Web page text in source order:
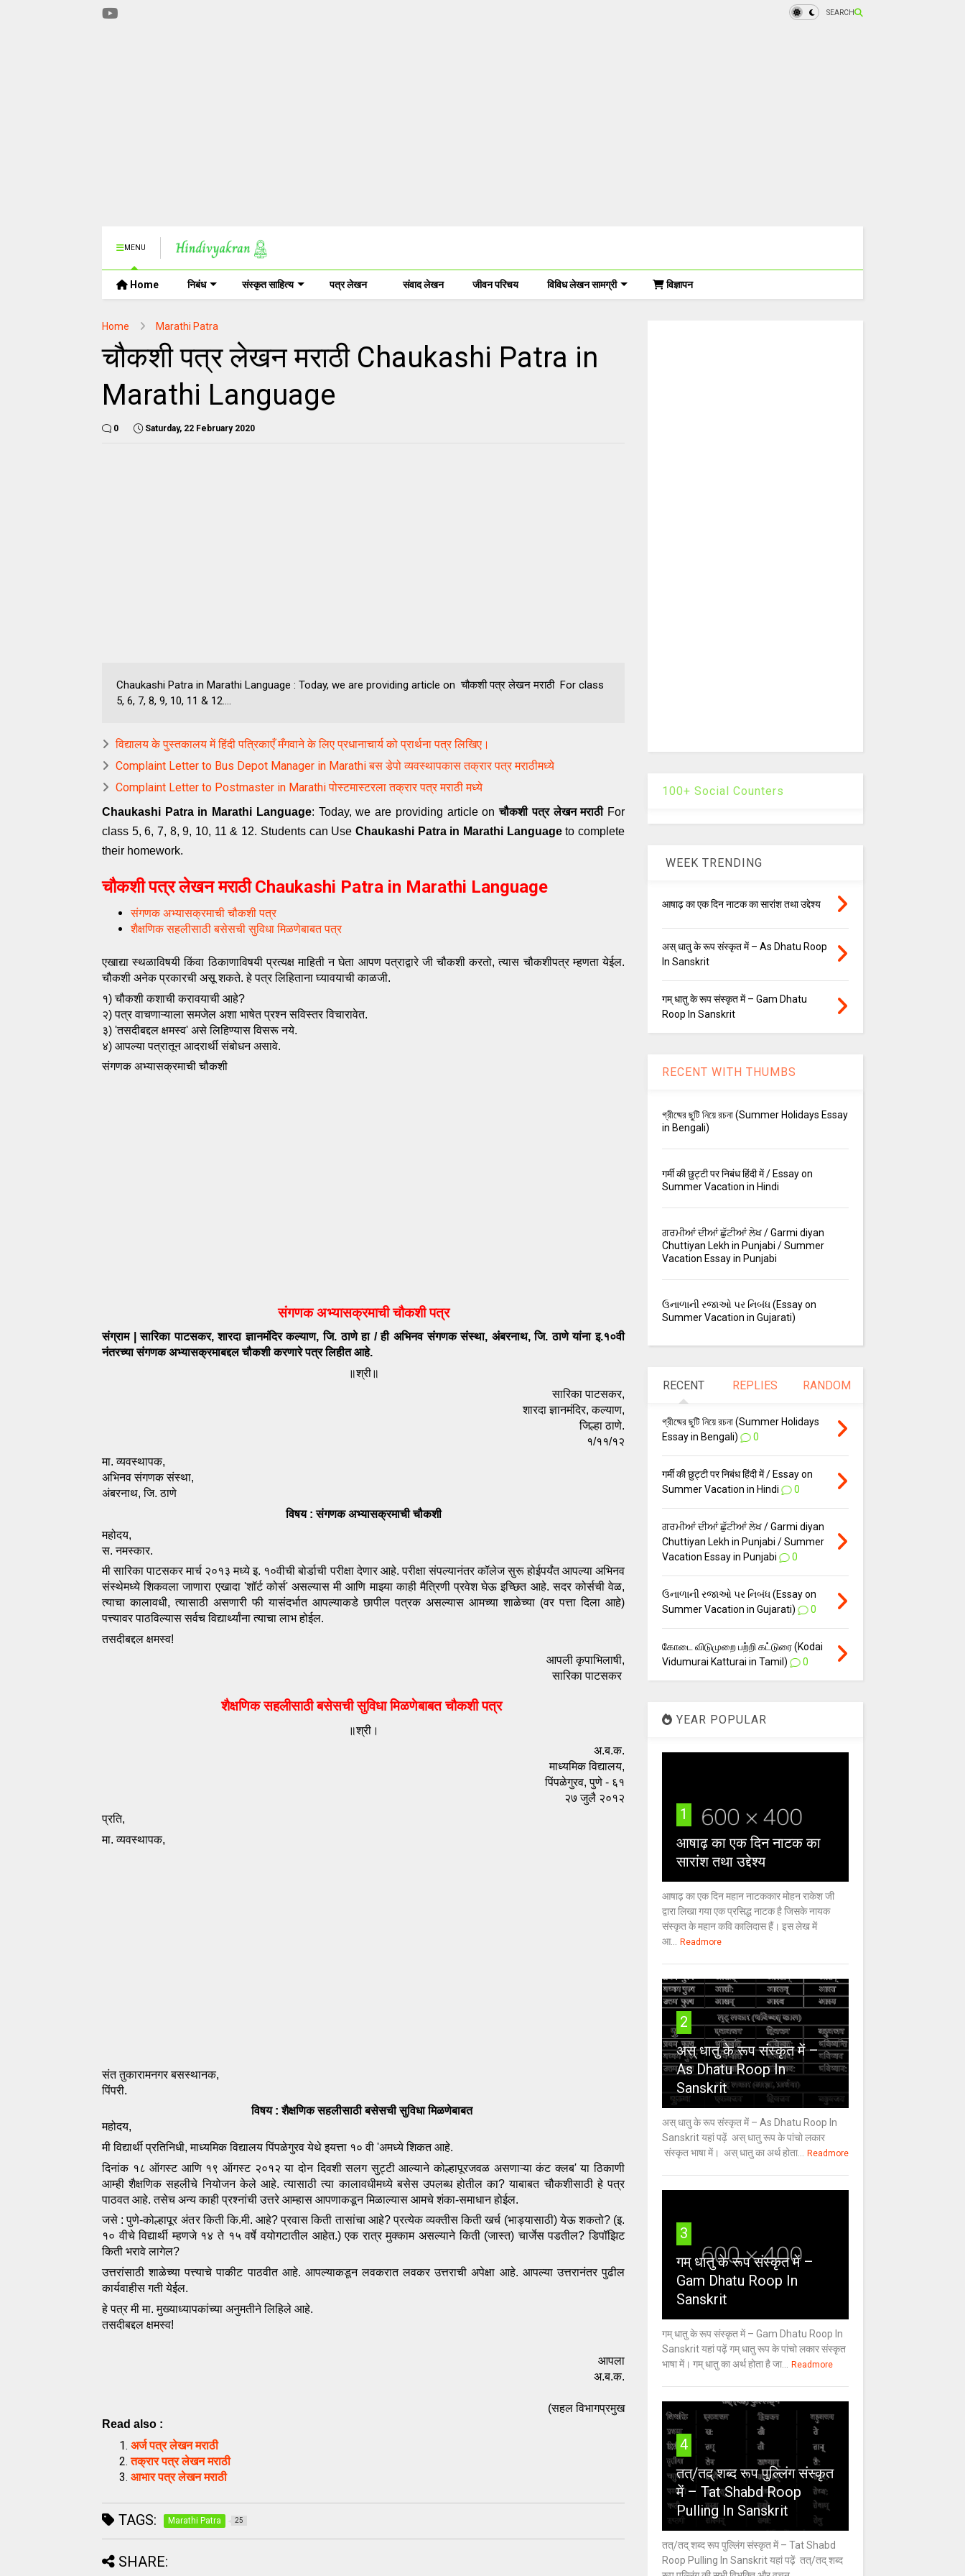
SEARCH
MENU
Home निबंध संस्कृत साहित्य पत्र लेखन संवाद लेखन जीवन परिचय विविध लेखन सामग्री विज्ञापन
Home Marathi Patra
चौकशी पत्र लेखन मराठी Chaukashi Patra in
Marathi Language
0 Saturday, 22 February 2020
Chaukashi Patra in Marathi Language : Today, we are providing article on चौकशी पत्र लेखन मराठी For class
5, 6, 7, 8, 9, 10, 11 & 12....
विद्यालय के पुस्तकालय में हिंदी पत्रिकाएँ मँगवाने के लिए प्रधानाचार्य को प्रार्थना पत्र लिखिए।
Complaint Letter to Bus Depot Manager in Marathi बस डेपो व्यवस्थापकास तक्रार पत्र मराठीमध्ये
Complaint Letter to Postmaster in Marathi पोस्टमास्टरला तक्रार पत्र मराठी मध्ये
Chaukashi Patra in Marathi Language: Today, we are providing article onचौकशी पत्र लेखन मराठीFor
class 5, 6, 7, 8, 9, 10, 11 & 12. Students can Use Chaukashi Patra in Marathi Languageto complete
their homework.
चौकशी पत्र लेखन मराठी Chaukashi Patra in Marathi Language
संगणक अभ्यासक्रमाची चौकशी पत्र
शैक्षणिक सहलीसाठी बसेसची सुविधा मिळणेबाबत पत्र
एखाद्या स्थळाविषयी किंवा ठिकाणाविषयी प्रत्यक्ष माहिती न घेता आपण पत्राद्वारे जी चौकशी करतो, त्यास चौकशीपत्र म्हणता येईल.
चौकशी अनेक प्रकारची असू शकते. हे पत्र लिहिताना घ्यावयाची काळजी.
१) चौकशी कशाची करावयाची आहे?
२) पत्र वाचणाऱ्याला समजेल अशा भाषेत प्रश्न सविस्तर विचारावेत.
३) 'तसदीबद्दल क्षमस्व' असे लिहिण्यास विसरू नये.
४) आपल्या पत्रातून आदरार्थी संबोधन असावे.
संगणक अभ्यासक्रमाची चौकशी
संगणक अभ्यासक्रमाची चौकशी पत्र
संग्राम | सारिका पाटसकर, शारदा ज्ञानमंदिर कल्याण, जि. ठाणे हा / ही अभिनव संगणक संस्था, अंबरनाथ, जि. ठाणे यांना इ.१०वी
नंतरच्या संगणक अभ्यासक्रमाबद्दल चौकशी करणारे पत्र लिहीत आहे.
॥श्री॥
सारिका पाटसकर,
शारदा ज्ञानमंदिर, कल्याण,
जिल्हा ठाणे.
१/११/१२
मा. व्यवस्थापक,
अभिनव संगणक संस्था,
अंबरनाथ, जि. ठाणे
विषय : संगणक अभ्यासक्रमाची चौकशी
महोदय,
स. नमस्कार.
मी सारिका पाटसकर मार्च २०१३ मध्ये इ. १०वीची बोर्डाची परीक्षा देणार आहे. परीक्षा संपल्यानंतर कॉलेज सुरू होईपर्यंत आपल्या अभिनव
संस्थेमध्ये शिकवला जाणारा एखादा 'शॉर्ट कोर्स' असल्यास मी आणि माझ्या काही मैत्रिणी प्रवेश घेऊ इच्छित आहे. सदर कोर्सची वेळ,
त्याचा कालावधी, त्यासाठी असणारी फी यासंदर्भात आपल्याकडे छापील पत्रक असल्यास आमच्या शाळेच्या (वर पत्ता दिला आहे)
पत्त्यावर पाठविल्यास सर्वच विद्यार्थ्यांना त्याचा लाभ होईल.
तसदीबद्दल क्षमस्व!
आपली कृपाभिलाषी,
सारिका पाटसकर
शैक्षणिक सहलीसाठी बसेसची सुविधा मिळणेबाबत चौकशी पत्र
॥श्री।
अ.ब.क.
माध्यमिक विद्यालय,
पिंपळेगुरव, पुणे - ६१
२७ जुलै २०१२
प्रति,
मा. व्यवस्थापक,
संत तुकारामनगर बसस्थानक,
पिंपरी.
विषय : शैक्षणिक सहलीसाठी बसेसची सुविधा मिळणेबाबत
महोदय,
मी विद्यार्थी प्रतिनिधी, माध्यमिक विद्यालय पिंपळेगुरव येथे इयत्ता १० वी 'अमध्ये शिकत आहे.
दिनांक १८ ऑगस्ट आणि १९ ऑगस्ट २०१२ या दोन दिवशी सलग सुट्टी आल्याने कोल्हापूरजवळ असणाऱ्या कंट क्लब' या ठिकाणी
आम्ही शैक्षणिक सहलीचे नियोजन केले आहे. त्यासाठी त्या कालावधीमध्ये बसेस उपलब्ध होतील का? याबाबत चौकशीसाठी हे पत्र
पाठवत आहे. तसेच अन्य काही प्रश्नांची उत्तरे आम्हास आपणाकडून मिळाल्यास आमचे शंका-समाधान होईल.
जसे : पुणे-कोल्हापूर अंतर किती कि.मी. आहे? प्रवास किती तासांचा आहे? प्रत्येक व्यक्तीस किती खर्च (भाड्यासाठी) येऊ शकतो? (इ.
१० वीचे विद्यार्थी म्हणजे १४ ते १५ वर्षे वयोगटातील आहेत.) एक रात्र मुक्काम असल्याने किती (जास्त) चार्जेस पडतील? डिपॉझिट
किती भरावे लागेल?
उत्तरांसाठी शाळेच्या पत्त्याचे पाकीट पाठवीत आहे. आपल्याकडून लवकरात लवकर उत्तराची अपेक्षा आहे. आपल्या उत्तरानंतर पुढील
कार्यवाहीस गती येईल.
हे पत्र मी मा. मुख्याध्यापकांच्या अनुमतीने लिहिले आहे.
तसदीबद्दल क्षमस्व!
आपला
अ.ब.क.
(सहल विभागप्रमुख
Read also :
अर्ज पत्र लेखन मराठी
तक्रार पत्र लेखन मराठी
आभार पत्र लेखन मराठी
TAGS: Marathi Patra 25
SHARE:
100+ Social Counters
WEEK TRENDING
आषाढ़ का एक दिन नाटक का सारांश तथा उद्देश्य
अस् धातु के रूप संस्कृत में – As Dhatu Roop
In Sanskrit
गम् धातु के रूप संस्कृत में – Gam Dhatu
Roop In Sanskrit
RECENT WITH THUMBS
গ্রীষ্মের ছুটি নিয়ে রচনা (Summer Holidays Essay
in Bengali)
गर्मी की छुट्टी पर निबंध हिंदी में / Essay on
Summer Vacation in Hindi
ਗਰਮੀਆਂ ਦੀਆਂ ਛੁੱਟੀਆਂ ਲੇਖ / Garmi diyan
Chuttiyan Lekh in Punjabi / Summer
Vacation Essay in Punjabi
ઉનાળાની રજાઓ પર નિબંધ (Essay on
Summer Vacation in Gujarati)
RECENT REPLIES RANDOM
গ্রীষ্মের ছুটি নিয়ে রচনা (Summer Holidays
Essay in Bengali)
0
गर्मी की छुट्टी पर निबंध हिंदी में / Essay on
Summer Vacation in Hindi
0
ਗਰਮੀਆਂ ਦੀਆਂ ਛੁੱਟੀਆਂ ਲੇਖ / Garmi diyan
Chuttiyan Lekh in Punjabi / Summer
Vacation Essay in Punjabi
0
ઉનાળાની રજાઓ પર નિબંધ (Essay on
Summer Vacation in Gujarati)
0
கோடை விடுமுறை பற்றி கட்டுரை (Kodai
Vidumurai Katturai in Tamil)
0
YEAR POPULAR
1
आषाढ़ का एक दिन नाटक का
सारांश तथा उद्देश्य
आषाढ़ का एक दिन महान नाटककार मोहन राकेश जी
द्वारा लिखा गया एक प्रसिद्ध नाटक है जिसके नायक
संस्कृत के महान कवि कालिदास हैं। इस लेख में
आ... Readmore
2
अस् धातु के रूप संस्कृत में –
As Dhatu Roop In
Sanskrit
अस् धातु के रूप संस्कृत में – As Dhatu Roop In
Sanskrit यहां पढ़ें अस् धातु रूप के पांचो लकार
संस्कृत भाषा में। अस् धातु का अर्थ होता... Readmore
3
गम् धातु के रूप संस्कृत में –
Gam Dhatu Roop In
Sanskrit
गम् धातु के रूप संस्कृत में – Gam Dhatu Roop In
Sanskrit यहां पढ़ें गम् धातु रूप के पांचो लकार संस्कृत
भाषा में। गम् धातु का अर्थ होता है जा... Readmore
4
तत्/तद् शब्द रूप पुल्लिंग संस्कृत
में – Tat Shabd Roop
Pulling In Sanskrit
तत्/तद् शब्द रूप पुल्लिंग संस्कृत में – Tat Shabd
Roop Pulling In Sanskrit यहां पढ़ें तत्/तद् शब्द